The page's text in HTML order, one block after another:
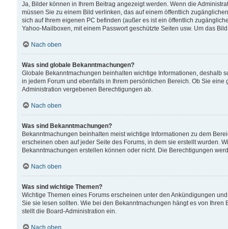
Ja, Bilder können in Ihrem Beitrag angezeigt werden. Wenn die
müssen Sie zu einem Bild verlinken, das auf einem öffentlich
sich auf Ihrem eigenen PC befinden (außer es ist ein öffentlich
Yahoo-Mailboxen, mit einem Passwort geschützte Seiten usw. Um das
Nach oben
Was sind globale Bekanntmachungen?
Globale Bekanntmachungen beinhalten wichtige Informationen, deshalb
in jedem Forum und ebenfalls in Ihrem persönlichen Bereich. Ob Sie
Administration vergebenen Berechtigungen ab.
Nach oben
Was sind Bekanntmachungen?
Bekanntmachungen beinhalten meist wichtige Informationen zu dem
erscheinen oben auf jeder Seite des Forums, in dem sie erstellt wurden.
Bekanntmachungen erstellen können oder nicht. Die Berechtigungen
Nach oben
Was sind wichtige Themen?
Wichtige Themen eines Forums erscheinen unter den Ankündigungen
Sie sie lesen sollten. Wie bei den Bekanntmachungen hängt es von
stellt die Board-Administration ein.
Nach oben